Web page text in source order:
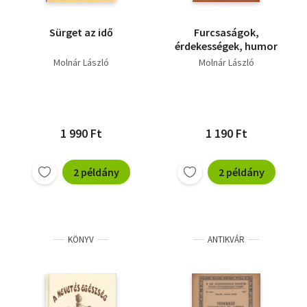
Sürget az idő
Molnár László
1 990 Ft
2 példány
Furcsaságok,
érdekességek, humor
Molnár László
1 190 Ft
2 példány
KÖNYV ANTIKVÁR